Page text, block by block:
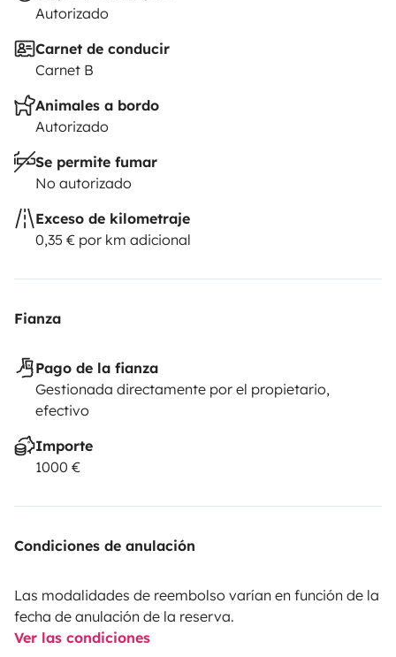
Autorizado
Carnet de conducir
Carnet B
Animales a bordo
Autorizado
Se permite fumar
No autorizado
Exceso de kilometraje
0,35 € por km adicional
Fianza
Pago de la fianza
Gestionada directamente por el propietario,
efectivo
Importe
1000 €
Condiciones de anulación
Las modalidades de reembolso varían en función de la
fecha de anulación de la reserva.
Ver las condiciones